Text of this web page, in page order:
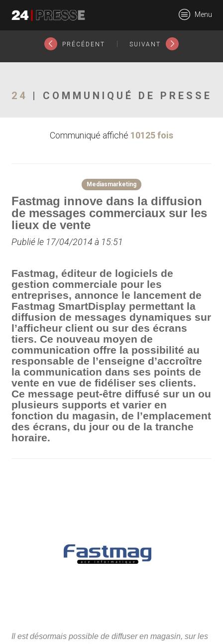
24Presse -
Communiqués de
Menu
PRÉCÉDENT SUIVANT
24 | COMMUNIQUÉ DE PRESSE
Communiqué affiché 10125 fois
Mediasmarketing
Fastmag innove dans la diffusion
de messages commerciaux sur les
lieux de vente
Publié le 17/04/2014 à 15:51
Fastmag, éditeur de logiciels de
gestion commerciale pour les
entreprises, annonce le lancement de
Fastmag SmartDisplay permettant la
diffusion de messages dynamiques sur
l’afficheur client ou sur des écrans
tiers. Ce nouveau moyen de
communication offre la possibilité au
responsable de l’enseigne d’accroître
la communication dans ses points de
vente en vue de fidéliser ses clients.
Ce message peut-être diffusé sur un ou
plusieurs supports et varier en
fonction du magasin, de l’emplacement
des écrans, du jour ou de la tranche
horaire.
Il est désormais possible de diffuser en magasin, sur les